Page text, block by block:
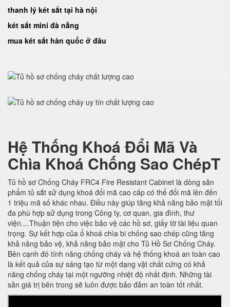
thanh lý két sắt tại hà nội
két sắt mini đà nẵng
mua két sắt hàn quốc ở đâu
Hệ Thống Khoá Đổi Mã Và
Chìa Khoá Chống Sao ChépT
Tủ hồ sơ Chống Cháy FRC4 Fire Resistant Cabinet là dòng sản
phẩm tủ sắt sử dụng khoá đổi mã cao cấp có thể đổi mã lên đến
1 triệu mã số khác nhau. Điều này giúp tăng khả năng bảo mật tối
đa phù hợp sử dụng trong Công ty, cơ quan, gia đình, thư
viện....Thuận tiện cho việc bảo vệ các hồ sơ, giấy tờ tài liệu quan
trọng. Sự kết hợp của ổ khoá chìa bi chống sao chép cũng tăng
khả năng bảo vệ, khả năng bảo mật cho Tủ Hồ Sơ Chống Cháy.
Bên cạnh đó tính năng chống cháy và hệ thống khoá an toàn cao
là kết quả của sự sáng tạo từ một dạng vật chất cứng có khả
năng chống cháy tại một ngưỡng nhiệt độ nhất định. Những tài
sản giá trị bên trong sẽ luôn được bảo đảm an toàn tốt nhất.